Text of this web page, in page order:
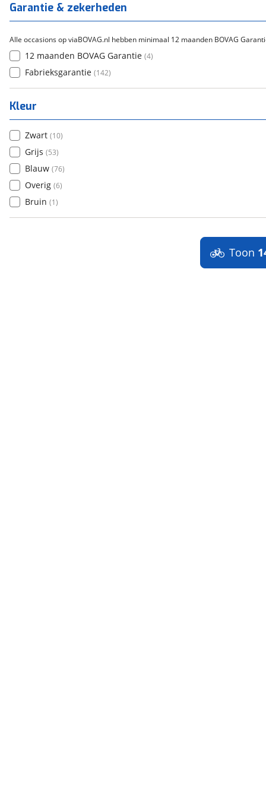
Garantie & zekerheden
Alle occasions op viaBOVAG.nl hebben minimaal 12 maanden BOVAG
12 maanden BOVAG Garantie (4)
Fabrieksgarantie (142)
Kleur
Zwart (10)
Grijs (53)
Blauw (76)
Overig (6)
Bruin (1)
Toon